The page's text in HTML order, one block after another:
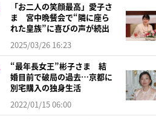
「お二人の笑顔最高」愛子さ
ま 宮中晩餐会で“隣に座ら
れた皇族”に喜びの声が続出
2025/03/26 16:23
“最年長女王”彬子さま 結
婚目前で破局の過去…京都に
別宅購入の独身生活
2022/01/15 06:00